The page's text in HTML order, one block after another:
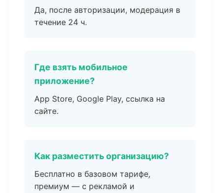
Да, после авторизации, модерация в
течение 24 ч.
Где взять мобильное
приложение?
App Store, Google Play, ссылка на
сайте.
Как разместить организацию?
Бесплатно в базовом тарифе,
премиум — с рекламой и